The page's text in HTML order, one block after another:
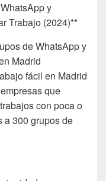
y
Trabajo (2024)**
de WhatsApp y
Madrid
fácil en Madrid
que
con poca o
a 300 grupos de